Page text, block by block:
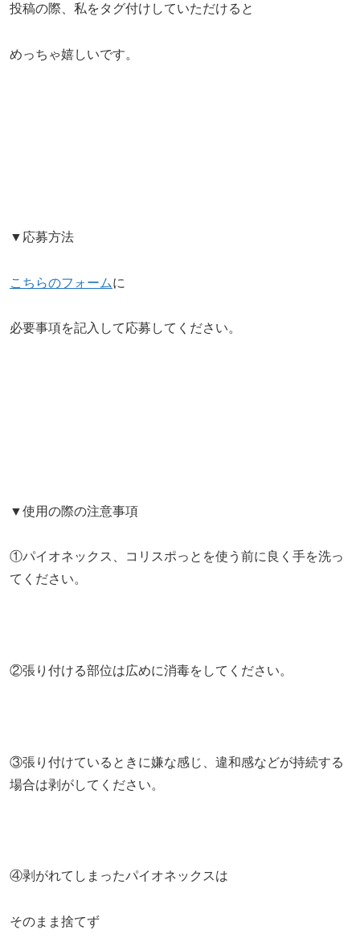
投稿の際、私をタグ付けしていただけると
めっちゃ嬉しいです。
▼応募方法
こちらのフォームに
必要事項を記入して応募してください。
▼使用の際の注意事項
①パイオネックス、コリスポっとを使う前に良く手を洗っ
てください。
②張り付ける部位は広めに消毒をしてください。
③張り付けているときに嫌な感じ、違和感などが持続する
場合は剥がしてください。
④剥がれてしまったパイオネックスは
そのまま捨てず